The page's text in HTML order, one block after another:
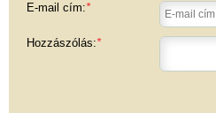
E-mail cím:*
Hozzászólás:*